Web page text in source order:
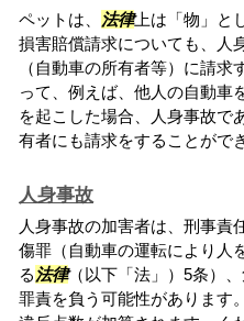
ペットは、 法律上は「物」と
損害賠償請求についても、人
（自動車の所有者等）に請
って、例えば、他人の自動車
を起こした場合、人身事故で
有者にも請求をすることがで
人身事故
人身事故の加害者は、刑事責
傷罪（自動車の運転により人
る 法律（以下「法」）5条）
罪責を負う可能性があります